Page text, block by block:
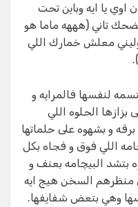
يا ايه وباين تحت
تاني (هههه ماما هو
معلش خمارك اللي
لنفسها فالمرايه و
الحلوه اللي
و بشهوه على حلماتها
اللي فوق و فجاه بكل
بتشد البيچامه بعنف و
منظرهم السخن هيج ايه
وهي بتعض شفايفها.